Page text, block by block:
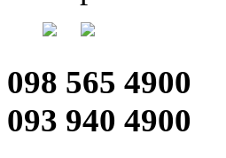
098 565 4900
093 940 4900